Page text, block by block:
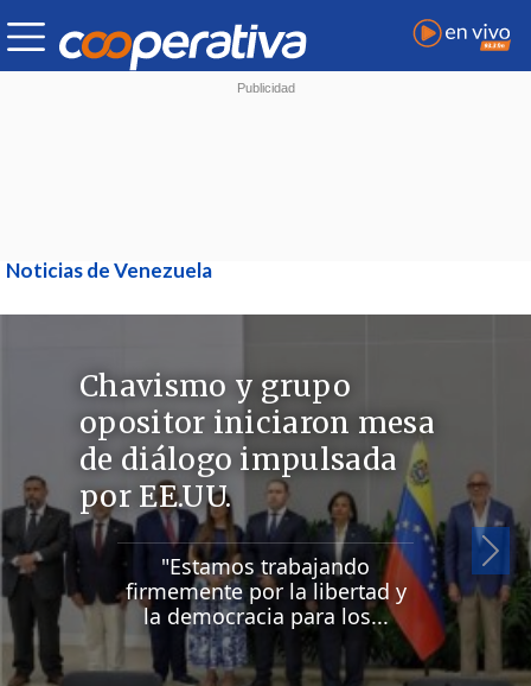
Noticias de Venezuela
Chavismo y grupo
opositor iniciaron mesa
de diálogo impulsada
por EE.UU.
"Estamos trabajando
firmemente por la libertad y
la democracia para los...